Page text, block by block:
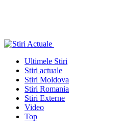
Ultimele Stiri
Stiri actuale
Stiri Moldova
Stiri Romania
Stiri Externe
Video
Top